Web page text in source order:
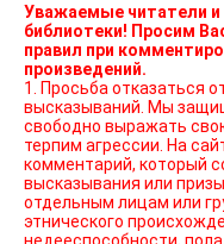
Уважаемые читатели и
библиотеки! Просим
правил при
произведений.
1. Просьба отказаться
высказываний. Мы защищаем право наших читателей
свободно выражать
терпим агрессии. На
комментарий, который
высказывания или
отдельным лицам или
этнического
недееспособности,